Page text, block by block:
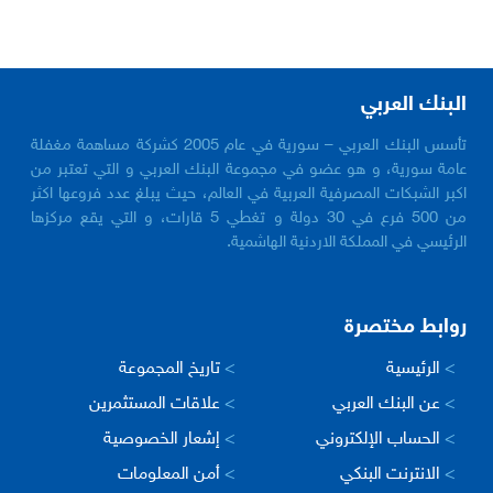
البنك العربي
تأسس البنك العربي – سورية في عام 2005 كشركة مساهمة مغفلة
عامة سورية، و هو عضو في مجموعة البنك العربي و التي تعتبر من
اكبر الشبكات المصرفية العربية في العالم، حيث يبلغ عدد فروعها اكثر
من 500 فرع في 30 دولة و تغطي 5 قارات، و التي يقع مركزها
الرئيسي في المملكة الاردنية الهاشمية.
روابط مختصرة
> الرئيسية > تاريخ المجموعة
> عن البنك العربي > علاقات المستثمرين
> الحساب الإلكتروني > إشعار الخصوصية
> الانترنت البنكي > أمن المعلومات